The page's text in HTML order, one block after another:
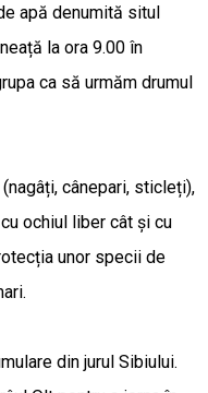
apă denumită situl
la ora 9.00 în
ca să urmăm drumul
cânepari, sticleți),
ochiul liber cât și cu
unor specii de
din jurul Sibiului.